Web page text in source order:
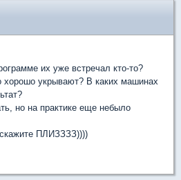
их уже встречал кто-то?
хорошо укрывают? В каких машинах
но на практике еще небыло
ПЛИЗЗЗЗ))))